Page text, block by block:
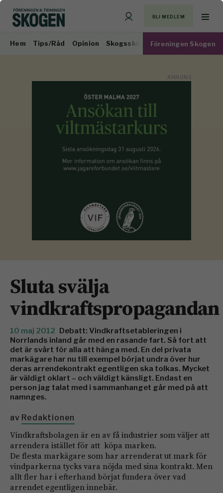
BLI MEDLEM
Hem Tips/Råd Opinion Skogsskötsel Virkesmarknad
Föreningen Skogen
Sluta svälja
vindkraftspropagandan
10 maj 2012 Debatt: Vindkraftsetableringen i
Norrlands inland går med en rasande fart. Så fort att
det är svårt för alla att hänga med. En del privata
markägare har nu till exempel börjat undra över hur
deras arrendekontrakt egentligen ska tolkas. Mycket
är väldigt oklart – och väldigt känsligt. Endast en
person jag talat med i sammanhanget går med på att
namnges.
av Redaktionen
Vindkraftsbolagen är en av få industrier som väljer att
arrendera istället för att köpa marken.
De flesta markägare som har arrenderat ut mark för
vindparkerna tycks vara nöjda med sina kontrakt. Men
allt fler har i efterhand börjat fundera över vad
arrendet egentligen innebär.